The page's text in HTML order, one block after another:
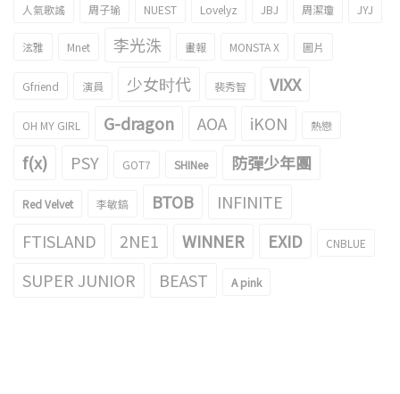
人氣歌謠 周子瑜 NUEST Lovelyz JBJ 周潔瓊 JYJ
泫雅 Mnet 李光洙 畫報 MONSTA X 圖片
Gfriend 演員 少女时代 裴秀智 VIXX
OH MY GIRL G-dragon AOA iKON 熱戀
f(x) PSY GOT7 SHINee 防彈少年團
Red Velvet 李敏鎬 BTOB
INFINITE
FTISLAND
2NE1 WINNER EXID CNBLUE
SUPER JUNIOR BEAST A pink